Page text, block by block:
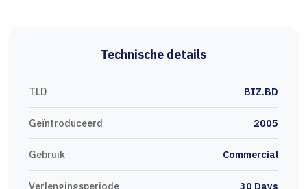
Technische details
TLD BIZ.BD
Geïntroduceerd 2005
Gebruik Commercial
Verlengingsperiode 30 Days